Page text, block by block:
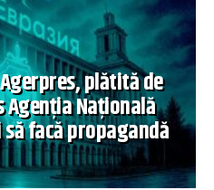
plătită de
Agenția Națională
facă propagandă